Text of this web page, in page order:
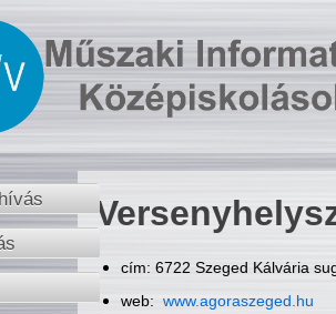
cím: 6722 Szeged Kálvária
web: www.agoraszeged.hu